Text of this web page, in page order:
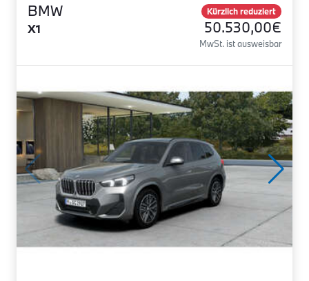
BMW
X1
Kürzlich reduziert
50.530,00€
MwSt. ist ausweisbar